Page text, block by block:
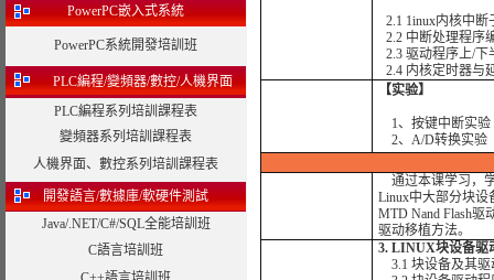
PowerPC嵌入式系統
PowerPC系統開發培訓班
PLC編程/變頻器/數控/人機界面
PLC編程系列培訓課程表
變頻器系列培訓課程表
人機界面、數控系列培訓課程表
開發語言/數據庫/軟硬件測試
Java/.NET/C#/SQL全能培訓班
C語言培訓班
2.1 1inux内核中断
2.2 中断处理程序
2.3 驱动程序上/下
2.4 内核定时器与
【实验】
1、按键中断实验
2、A/D转换实验
通过本课学习，
Linux中大部分块设
MTD Nand Flash驱
驱动移植方法。
3. LINUX块设备驱
3.1 块设备及其驱